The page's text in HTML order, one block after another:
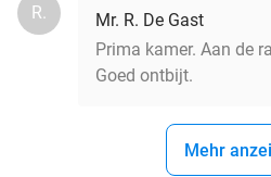
R.
Mr. R. De Gast
Prima kamer. Aan de
Goed ontbijt.
Mehr